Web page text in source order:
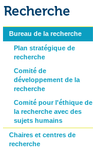
Bureau de la recherche
Plan stratégique de
recherche
Comité de
développement de la
recherche
Comité pour l'éthique de
la recherche avec des
sujets humains
Chaires et centres de
recherche